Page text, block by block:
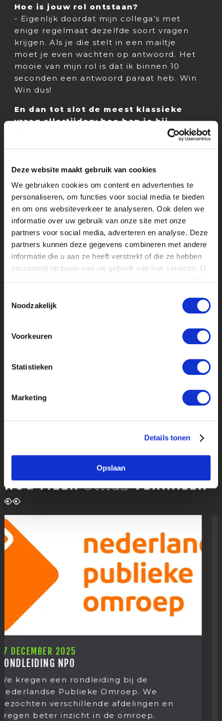
Deze website maakt gebruik van cookies
We gebruiken cookies om content en advertenties te
personaliseren, om functies voor social media te bieden
en om ons websiteverkeer te analyseren. Ook delen we
informatie over uw gebruik van onze site met onze
partners voor social media, adverteren en analyse. Deze
partners kunnen deze gegevens combineren met andere
informatie die u aan ze heeft verstrekt of die ze hebben
verzameld op basis van uw gebruik van hun services. U
Noodzakelijk
Voorkeuren
Statistieken
Marketing
Details tonen
Opslaan
Hoe is jouw rol ontstaan?
- Eigenlijk doordat mijn collega’s met
enige regelmaat dezelfde soort vragen
krijgen. Als je die stelt in een mailtje
moet je even wachten op antwoord. Het
mooie van mijn rol is dat ik binnen 10
seconden een antwoord paraat heb. Win
Win dus!
En dan tot slot de meest klassieke
vraag allertijden: hoe ben je bij
Mediastages terecht gekomen?
-(oud)collega Lizzy is mijn moeder en zij
geleerd. Ik heb ontzettend veel zin om te
beginnen en kijk er naar uit om nieuwe
talenten te helpen bij hun zoektocht
naar de juiste stage!
Publicatie datum: 01 augustus 2019
NOG MEERSTAGEVERHALEN
👀
bij de
We
afdelingen en
omroep.
Het kerstuitje van
was weer een grote
jaar gingen doen! Op
december stond het